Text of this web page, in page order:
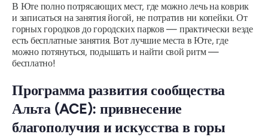
В Юте полно потрясающих мест, где можно лечь на коврик
и записаться на занятия йогой, не потратив ни копейки. От
горных городков до городских парков — практически везде
есть бесплатные занятия. Вот лучшие места в Юте, где
можно потянуться, подышать и найти свой ритм —
бесплатно!
Программа развития сообщества
Альта (ACE): привнесение
благополучия и искусства в горы